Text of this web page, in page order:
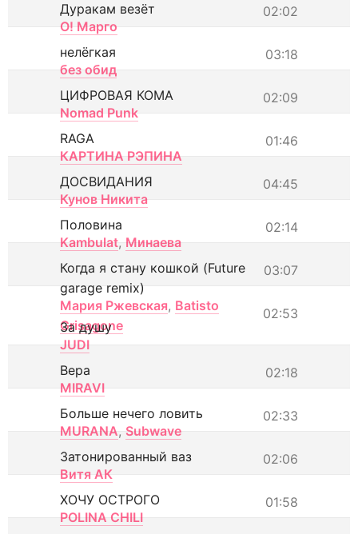
02:02
Дуракам везёт
О! Марго
03:18
нелёгкая
без обид
02:09
ЦИФРОВАЯ КОМА
Nomad Punk
01:46
RAGA
КАРТИНА РЭПИНА
04:45
ДОСВИДАНИЯ
Кунов Никита
02:14
Половина
Kambulat, Минаева
03:07
Когда я стану кошкой (Future
garage remix)
Мария Ржевская, Batisto
Grisagone
02:53
За душу
JUDI
02:18
Вера
MIRAVI
02:33
Больше нечего ловить
MURANA, Subwave
02:06
Затонированный ваз
Витя АК
01:58
ХОЧУ ОСТРОГО
POLINA CHILI